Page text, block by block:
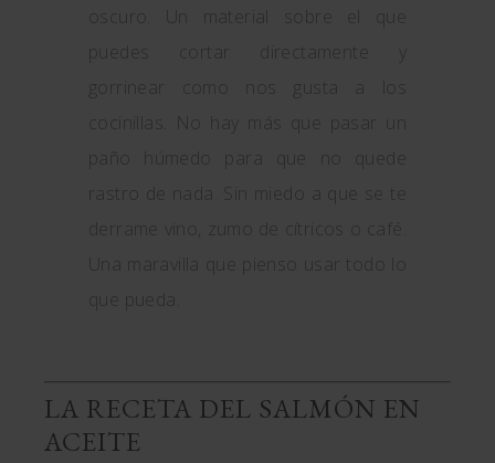
oscuro. Un material sobre el que
puedes cortar directamente y
gorrinear como nos gusta a los
cocinillas. No hay más que pasar un
paño húmedo para que no quede
rastro de nada. Sin miedo a que se te
derrame vino, zumo de cítricos o café.
Una maravilla que pienso usar todo lo
LA RECETA DEL SALMÓN EN
ACEITE